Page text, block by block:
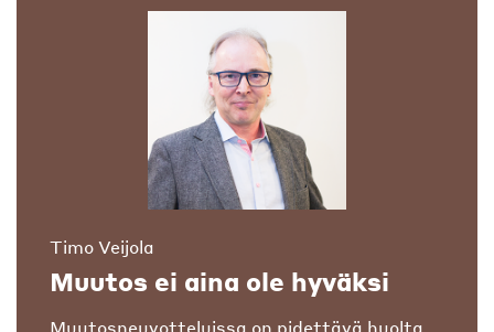
Timo Veijola
Muutos ei aina ole hyväksi
Muutosneuvotteluissa on pidettävä huolta